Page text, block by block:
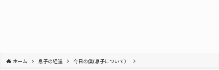
ホーム 息子の経過 今日の僕(息子について）